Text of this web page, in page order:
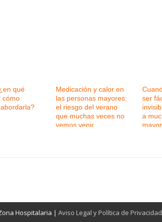
qué
cómo
Medicación y calor en
las personas mayores:
el riesgo del verano
que muchas veces no
vemos venir
ser
a
Hospitalaria | Aviso Legal y Política de Privacidad